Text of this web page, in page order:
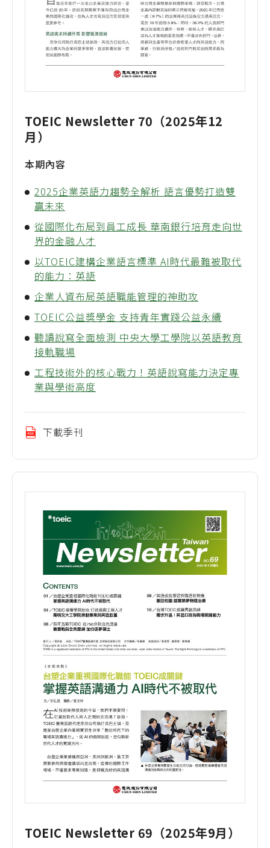
TOEIC Newsletter 70（2025年12
月）
本期內容
2025企業英語力趨勢全解析 語言優勢打造雙
贏未來
從國際化布局到員工成長 華南銀行培育走向世
界的金融人才
以TOEIC建構企業語言標準 AI時代最難被取代
的能力：英語
企業人資布局英語職能管理的神助攻
TOEIC公益獎學金 支持青年實踐公益永續
聽讀說寫全面檢測 中央大學工學院以英語教育
接軌職場
工程技術外的核心戰力！英語說寫能力決定專
業與學術高度
下載季刊
TOEIC Newsletter 69（2025年9月）